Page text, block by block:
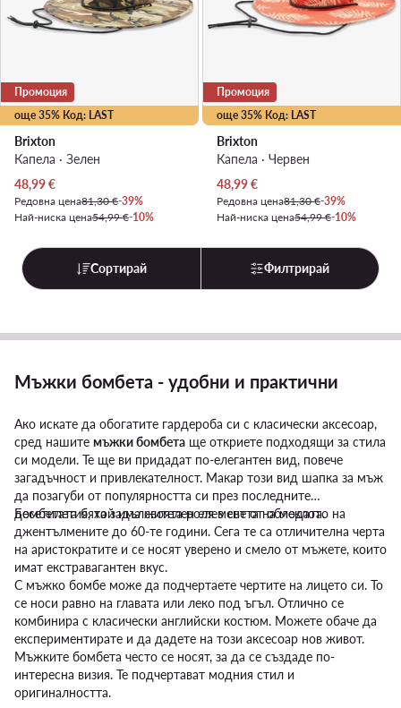
още 35% Код: LAST
Промоция
Brixton
Капела · Зелен
Актуална цена
48,99€
Редовна цена81,30 €-39%
Най-ниска цена54,99 €-10%
още 35% Код: LAST
Промоция
Brixton
Капела · Червен
Актуална цена
48,99€
Редовна цена81,30 €-39%
Най-ниска цена54,99 €-10%
Сортирай Филтрирай
Мъжки бомбета - удобни и практични
Ако искате да обогатите гардероба си с класически аксесоар,
сред нашите мъжки бомбета ще откриете подходящи за стила
си модели. Те ще ви придадат по-елегантен вид, повече
загадъчност и привлекателност. Макар този вид шапка за мъж
да позагуби от популярността си през последните
десетилетия, той има своята роля в света на модата.
Бомбетата бяха задължителен елемент от облеклото на
джентълмените до 60-те години. Сега те са отличителна черта
на аристократите и се носят уверено и смело от мъжете, които
имат екстравагантен вкус.
С мъжко бомбе може да подчертаете чертите на лицето си. То
се носи равно на главата или леко под ъгъл. Отлично се
комбинира с класически английски костюм. Можете обаче да
експериментирате и да дадете на този аксесоар нов живот.
Мъжките бомбета често се носят, за да се създаде по-
интересна визия. Те подчертават модния стил и
оригиналността.